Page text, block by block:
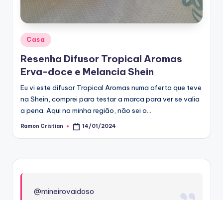
Posted
in
Casa
Resenha Difusor Tropical Aromas
Erva-doce e Melancia Shein
Eu vi este difusor Tropical Aromas numa oferta que teve
na Shein, comprei para testar a marca para ver se valia
a pena. Aqui na minha região, não sei o…
Posted
Ramon Cristian 14/01/2024
@mineirovaidoso